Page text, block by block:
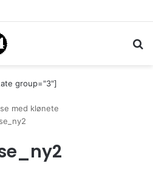
til Festool billigere
group="3"]
med klønete